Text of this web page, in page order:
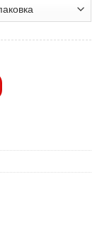
B-27 кількість